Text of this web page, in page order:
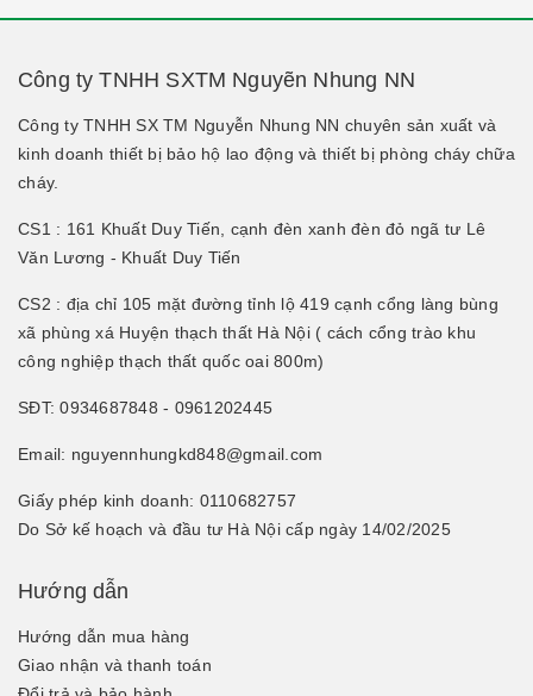
Công ty TNHH SXTM Nguyẽn Nhung NN
Công ty TNHH SX TM Nguyễn Nhung NN chuyên sản xuất và
kinh doanh thiết bị bảo hộ lao động và thiết bị phòng cháy chữa
cháy.
CS1 : 161 Khuất Duy Tiến, cạnh đèn xanh đèn đỏ ngã tư Lê
Văn Lương - Khuất Duy Tiến
CS2 : địa chỉ 105 mặt đường tỉnh lộ 419 cạnh cổng làng bùng
xã phùng xá Huyện thạch thất Hà Nội ( cách cổng trào khu
công nghiệp thạch thất quốc oai 800m)
SĐT: 0934687848 - 0961202445
Email: nguyennhungkd848@gmail.com
Giấy phép kinh doanh: 0110682757
Do Sở kế hoạch và đầu tư Hà Nội cấp ngày 14/02/2025
Hướng dẫn
Hướng dẫn mua hàng
Giao nhận và thanh toán